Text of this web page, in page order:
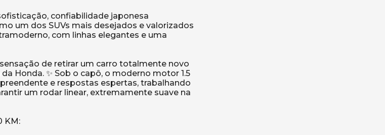
confiabilidade japonesa
um dos SUVs mais desejados e valorizados
com linhas elegantes e uma
de retirar um carro totalmente novo
Honda. ✨ Sob o capô, o moderno motor 1.5
e respostas espertas, trabalhando
um rodar linear, extremamente suave na
KM: